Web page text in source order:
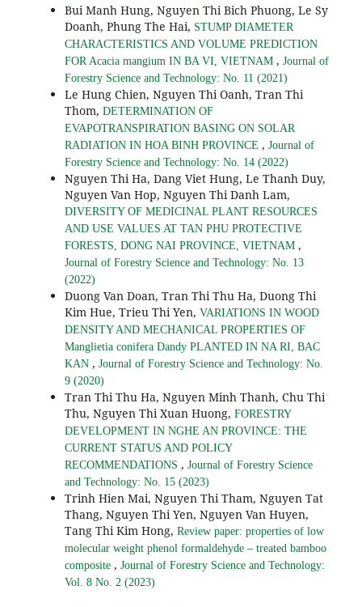
Bui Manh Hung, Nguyen Thi Bich Phuong, Le Sy
Doanh, Phung The Hai, STUMP DIAMETER
CHARACTERISTICS AND VOLUME PREDICTION
FOR Acacia mangium IN BA VI, VIETNAM , Journal of
Forestry Science and Technology: No. 11 (2021)
Le Hung Chien, Nguyen Thi Oanh, Tran Thi
Thom, DETERMINATION OF
EVAPOTRANSPIRATION BASING ON SOLAR
RADIATION IN HOA BINH PROVINCE , Journal of
Forestry Science and Technology: No. 14 (2022)
Nguyen Thi Ha, Dang Viet Hung, Le Thanh Duy,
Nguyen Van Hop, Nguyen Thi Danh Lam,
DIVERSITY OF MEDICINAL PLANT RESOURCES
AND USE VALUES AT TAN PHU PROTECTIVE
FORESTS, DONG NAI PROVINCE, VIETNAM ,
Journal of Forestry Science and Technology: No. 13
(2022)
Duong Van Doan, Tran Thi Thu Ha, Duong Thi
Kim Hue, Trieu Thi Yen, VARIATIONS IN WOOD
DENSITY AND MECHANICAL PROPERTIES OF
Manglietia conifera Dandy PLANTED IN NA RI, BAC
KAN , Journal of Forestry Science and Technology: No.
9 (2020)
Tran Thi Thu Ha, Nguyen Minh Thanh, Chu Thi
Thu, Nguyen Thi Xuan Huong, FORESTRY
DEVELOPMENT IN NGHE AN PROVINCE: THE
CURRENT STATUS AND POLICY
RECOMMENDATIONS , Journal of Forestry Science
and Technology: No. 15 (2023)
Trinh Hien Mai, Nguyen Thi Tham, Nguyen Tat
Thang, Nguyen Thi Yen, Nguyen Van Huyen,
Tang Thi Kim Hong, Review paper: properties of low
molecular weight phenol formaldehyde – treated bamboo
composite , Journal of Forestry Science and Technology:
Vol. 8 No. 2 (2023)